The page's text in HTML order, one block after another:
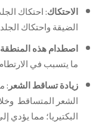
الاحتكاك: احتكاك
الضيقة واحتكاك
اصطدام هذه
ما يتسبب في
زيادة تساقط الشعر:
الشعر المتساقط
البكتيريا؛ مما يؤدي